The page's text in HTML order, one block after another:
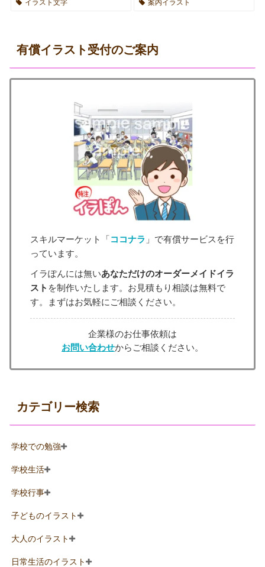
イラスト文字 案内イラスト
有償イラスト受付のご案内
スキルマーケット「ココナラ 」で有償サービスを行
っています。
イラぽんには無いあなただけのオーダーメイドイラ
スト を制作いたします。お見積もり相談は無料で
す。まずはお気軽にご相談ください。
企業様のお仕事依頼は
お問い合わせからご相談ください。
カテゴリー検索
学校での勉強
学校生活
学校行事
子どものイラスト
大人のイラスト
日常生活のイラスト